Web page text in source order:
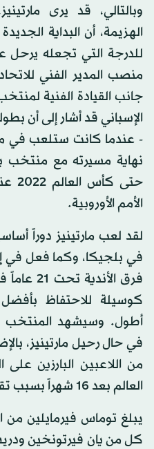
وبالتالي، قد يرى
الهزيمة، أن البداية
للدرجة التي تجعله يرحل
منصب المدير الفني
جانب القيادة الفنية
نهاية مسيرته مع منتخب
الأمم الأوروبية.
لقد لعب مارتينيز دوراً
في بلجيكا، وكما فعل في
فرق
كوسيلة للاحتفاظ
أطول. وسيشهد المنتخب
في حال رحيل مارتينيز،
من اللاعبين البارزين
العالم بعد 16 شهراً بسبب تقدمهم في السن.